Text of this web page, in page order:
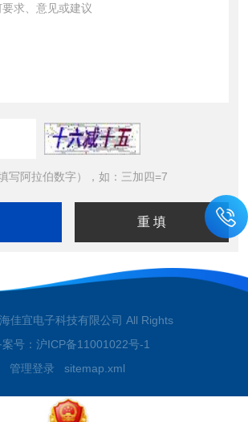
写阿拉伯数字），如：三加四=7
佳宜电子科技有限公司 All Rights
号：沪ICP备11001022号-1
管理登录 sitemap.xml